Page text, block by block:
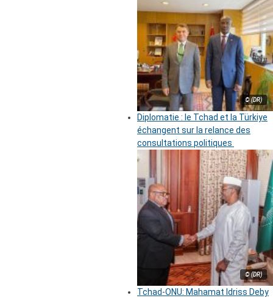
© (DR)
Diplomatie : le Tchad et la Türkiye
échangent sur la relance des
consultations politiques
© (DR)
Tchad-ONU: Mahamat Idriss Deby